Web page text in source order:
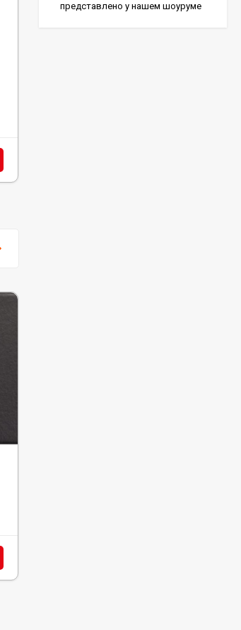
представлено у нашем шоуруме